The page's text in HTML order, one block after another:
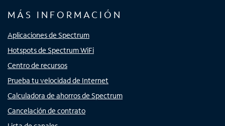
MÁS INFORMACIÓN
Aplicaciones de Spectrum
Hotspots de Spectrum WiFi
Centro de recursos
Prueba tu velocidad de Internet
Calculadora de ahorros de Spectrum
Cancelación de contrato